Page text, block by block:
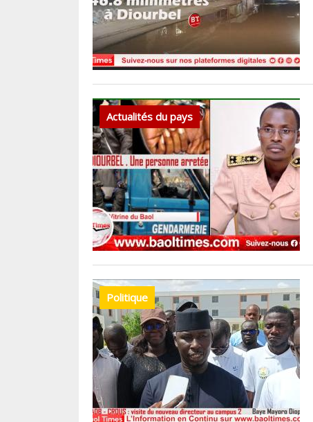
Actualités du pays
Politique